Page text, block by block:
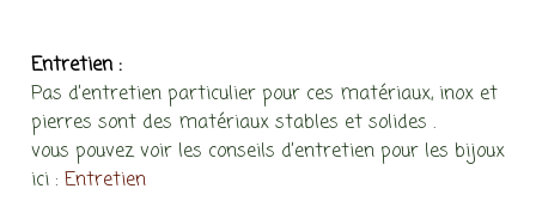
Entretien :
Pas d’entretien particulier pour ces matériaux, inox et
pierres sont des matériaux stables et solides .
vous pouvez voir les conseils d’entretien pour les bijoux
ici :Entretien